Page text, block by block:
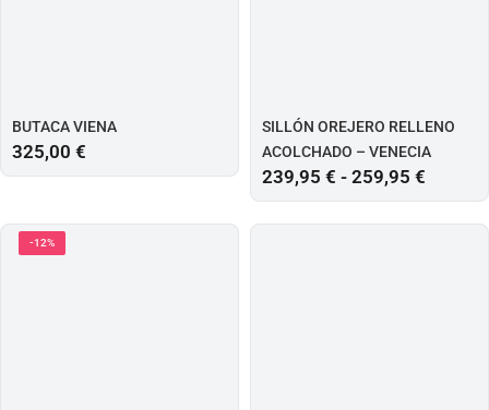
BUTACA VIENA
325,00 €
SILLÓN OREJERO RELLENO
ACOLCHADO – VENECIA
239,95 € - 259,95 €
-12%